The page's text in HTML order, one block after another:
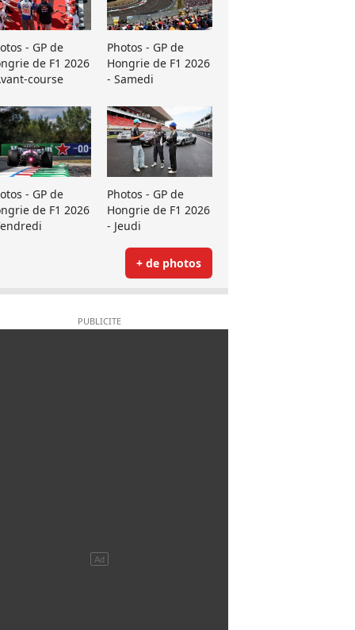
- GP de
de F1 2026
course
Photos - GP de
Hongrie de F1 2026
- Samedi
- GP de
de F1 2026
Photos - GP de
Hongrie de F1 2026
- Jeudi
+ de photos